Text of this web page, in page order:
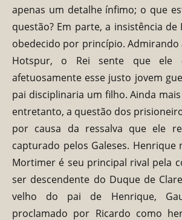
apenas um detalhe ínfimo; o que
questão? Em parte, a insistência
obedecido por princípio. Admirando
Hotspur, o Rei sente que ele
afetuosamente esse justo jovem
pai disciplinaria um filho. Ainda
entretanto, a questão dos
por causa da ressalva que ele
capturado pelos Galeses. Henrique
Mortimer é seu principal rival pela
ser descendente do Duque de
velho do pai de Henrique,
proclamado por Ricardo como